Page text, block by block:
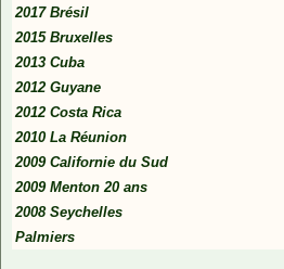
2017 Brésil
2015 Bruxelles
2013 Cuba
2012 Guyane
2012 Costa Rica
2010 La Réunion
2009 Californie du Sud
2009 Menton 20 ans
2008 Seychelles
Palmiers